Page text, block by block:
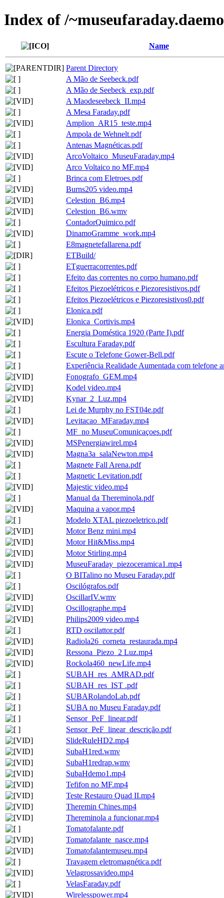
Index of /
Name
Parent Directory
A Mão de Seebeck.pdf
A Mão de Seebeck_exp.pdf
A Maodeseebeck_II.mp4
A Mesa Faraday.pdf
Amplion_AR15_teste.mp4
Ampola de Wehnelt.pdf
Antenas Magnéticas.pdf
ArcoVoltaico_MuseuFaraday.mp4
Arco Voltaico no MF.mp4
Brinca com Eletroes.pdf
Burns205 video.mp4
Celestion_B6.mp4
Celestion_B6.wmv
ContadorQuimico.pdf
DinamoGramme_work.mp4
E8magnetefallarena.pdf
ETBuild/
ETguerracorrentes.pdf
Efeito das correntes no corpo humano.pdf
Efeitos Piezoelétricos e Piezoresistivos.pdf
Efeitos Piezoelétricos e Piezoresistivos0.pdf
Elonica.pdf
Elonica_Cortivis.mp4
Energia Doméstica 1920 (Parte I).pdf
Escultura Faraday.pdf
Escute o Telefone Gower-Bell.pdf
Experiência Realidade Aumentada com telefone
Fonografo_GEM.mp4
Kodel video.mp4
Kynar_2_Luz.mp4
Lei de Murphy no FST04e.pdf
Levitacao_MFaraday.mp4
MF_no MuseuComunicaçoes.pdf
MSPenergiawirel.mp4
Magna3a_salaNewton.mp4
Magnete Fall Arena.pdf
Magnetic Levitation.pdf
Majestic video.mp4
Manual da Thereminola.pdf
Maquina a vapor.mp4
Modelo XTAL piezoeletrico.pdf
Motor Benz mini.mp4
Motor Hit&Miss.mp4
Motor Stirling.mp4
MuseuFaraday_piezoceramica1.mp4
O BITalino no Museu Faraday.pdf
Oscilógrafos.pdf
OscillarIV.wmv
Oscillographe.mp4
Philips2009 video.mp4
RTD oscilattor.pdf
Radiola26_corneta_restaurada.mp4
Ressona_Piezo_2 Luz.mp4
Rockola460_newLife.mp4
SUBAH_res_AMRAD.pdf
SUBAH_res_IST .pdf
SUBARolandoLab.pdf
SUBA no Museu Faraday.pdf
Sensor_PeF_linear.pdf
Sensor_PeF_linear_descrição.pdf
SlideRuleHD2.mp4
SubaH1red.wmv
SubaH1redrap.wmv
SubaHdemo1.mp4
Tefifon no MF.mp4
Teste Restauro Quad II.mp4
Theremin Chines.mp4
Thereminola a funcionar.mp4
Tomatofalante.pdf
Tomatofalante_nasce.mp4
Tomatofalantemuseu.mp4
Travagem eletromagnética.pdf
Velagrossavideo.mp4
VelasFaraday.pdf
Wirelesspower.mp4